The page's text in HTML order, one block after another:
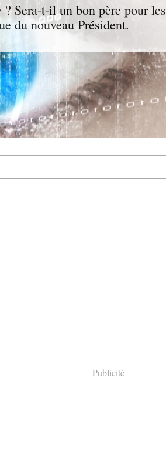
Sera-t-il un bon père pour les
du nouveau Président.
Publicité